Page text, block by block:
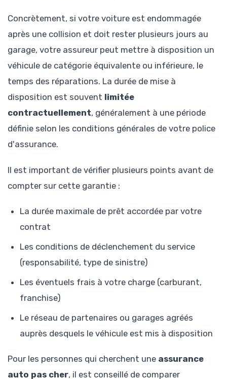
Concrètement, si votre voiture est endommagée
après une collision et doit rester plusieurs jours au
garage, votre assureur peut mettre à disposition un
véhicule de catégorie équivalente ou inférieure, le
temps des réparations. La durée de mise à
disposition est souvent limitée
contractuellement, généralement à une période
définie selon les conditions générales de votre police
d'assurance.
Il est important de vérifier plusieurs points avant de
compter sur cette garantie :
La durée maximale de prêt accordée par votre
contrat
Les conditions de déclenchement du service
(responsabilité, type de sinistre)
Les éventuels frais à votre charge (carburant,
franchise)
Le réseau de partenaires ou garages agréés
auprès desquels le véhicule est mis à disposition
Pour les personnes qui cherchent une assurance
auto pas cher, il est conseillé de comparer